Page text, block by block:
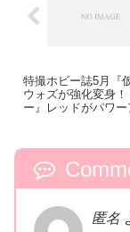
特撮ホビー誌5月『
ウォズが強化変身
ー』レッドがパワ
匿名